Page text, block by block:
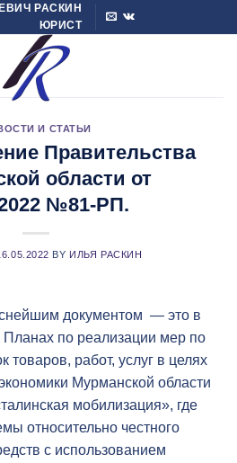
РАСКИН
ЮРИСТ
И СТАТЬИ
Правительства
области от
№81-РП.
BY ИЛЬЯ РАСКИН
документом — это в
по реализации мер по
товаров, работ, услуг в целях
Мурманской области
мобилизация», где
относительно честного
с использованием